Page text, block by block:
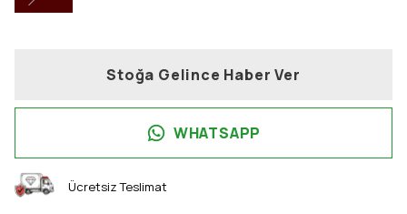
Stoğa Gelince Haber Ver
WHATSAPP
Ücretsiz Teslimat